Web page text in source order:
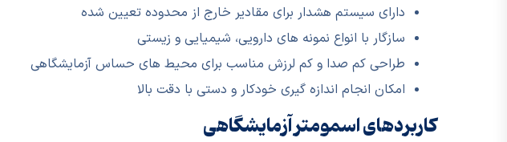
دارای سیستم هشدار برای مقادیر خارج از محدوده تعیین شده
سازگار با انواع نمونه های دارویی، شیمیایی و زیستی
طراحی کم صدا و کم لرزش مناسب برای محیط های حساس آزمایشگاهی
امکان انجام اندازه گیری خودکار و دستی با دقت بالا
کاربردهای اسمومتر آزمایشگاهی